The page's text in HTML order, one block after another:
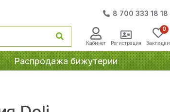
8 700 333 18 18
Кабинет Регистрация Закладки
0
Распродажа бижутерии